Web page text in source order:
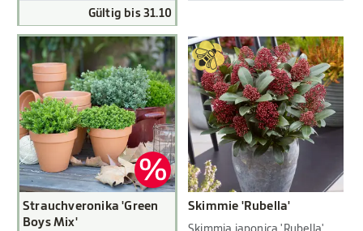
Gültig bis 31.10
Strauchveronika 'Green
Boys Mix'
Skimmie 'Rubella'